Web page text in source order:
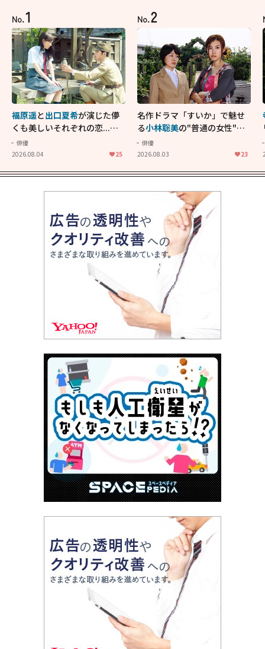
No.1
福原遥と出口夏希が演じた儚
くも美しいそれぞれの恋...生
きることの尊さを教えてくれ
た映画「あの花が咲く丘で、
俳優
2026.08.04
25
No.2
名作ドラマ「すいか」で魅せ
る小林聡美の"普通の女性"が
大人に刺さる...映画「かもめ
食堂」にも通じる静かな芝居
俳優
2026.08.03
23